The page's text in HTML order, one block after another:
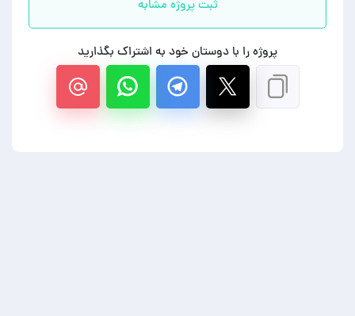
ثبت پروژه مشابه
پروژه را با دوستان خود به اشتراک بگذارید